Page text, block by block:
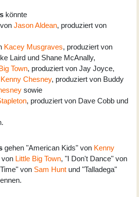
könnte
Jason Aldean, produziert von
Kacey Musgraves, produziert von
Laird und Shane McAnally,
Town, produziert von Jay Joyce,
Kenny Chesney, produziert von Buddy
sowie
, produziert von Dave Cobb und
gehen "American Kids" von Kenny
von Little Big Town, "I Don't Dance" von
von Sam Hunt und "Talladega"